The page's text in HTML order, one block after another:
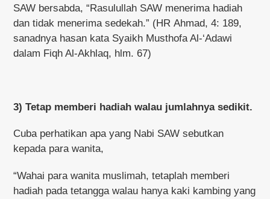
SAW bersabda, “Rasulullah SAW menerima hadiah
dan tidak menerima sedekah.” (HR Ahmad, 4: 189,
sanadnya hasan kata Syaikh Musthofa Al-‘Adawi
dalam Fiqh Al-Akhlaq, hlm. 67)
3) Tetap memberi hadiah walau jumlahnya sedikit.
Cuba perhatikan apa yang Nabi SAW sebutkan
kepada para wanita,
“Wahai para wanita muslimah, tetaplah memberi
hadiah pada tetangga walau hanya kaki kambing yang